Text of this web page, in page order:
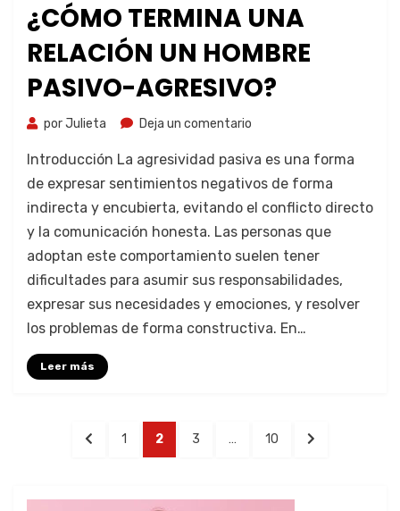
¿CÓMO TERMINA UNA
RELACIÓN UN HOMBRE
PASIVO-AGRESIVO?
porJulieta Deja un comentario
Introducción La agresividad pasiva es una forma
de expresar sentimientos negativos de forma
indirecta y encubierta, evitando el conflicto directo
y la comunicación honesta. Las personas que
adoptan este comportamiento suelen tener
dificultades para asumir sus responsabilidades,
expresar sus necesidades y emociones, y resolver
los problemas de forma constructiva. En…
Leer más
1 2 3 … 10